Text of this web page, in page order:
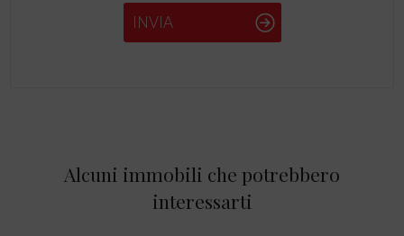
INVIA
Alcuni immobili che potrebbero
interessarti